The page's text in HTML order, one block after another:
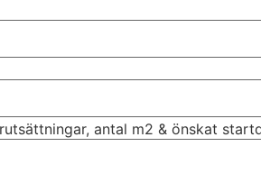
antal m2 & önskat